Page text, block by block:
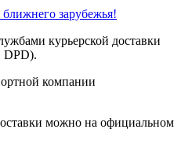
зарубежья!
курьерской доставки
компании
можно на официальном